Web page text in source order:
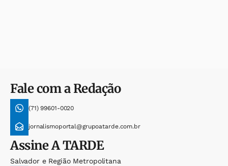
Fale com a Redação
(71) 99601-0020
jornalismoportal@grupoatarde.com.br
AssineA TARDE
Salvador e Região Metropolitana